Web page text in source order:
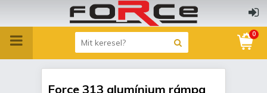
0
Force 313 alumínium rámpa